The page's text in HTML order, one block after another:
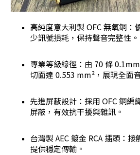
高純度意大利製 OFC 無氧銅：
少訊號損耗，保持聲音完整性。
專業等級線徑：由 70 條
切面達 0.553 mm²，展現全面
先進屏蔽設計：採用 OFC 銅編
屏蔽，有效抗干擾與雜訊。
台灣製 AEC 鍍金 RCA 插頭：接
提供穩定傳輸。